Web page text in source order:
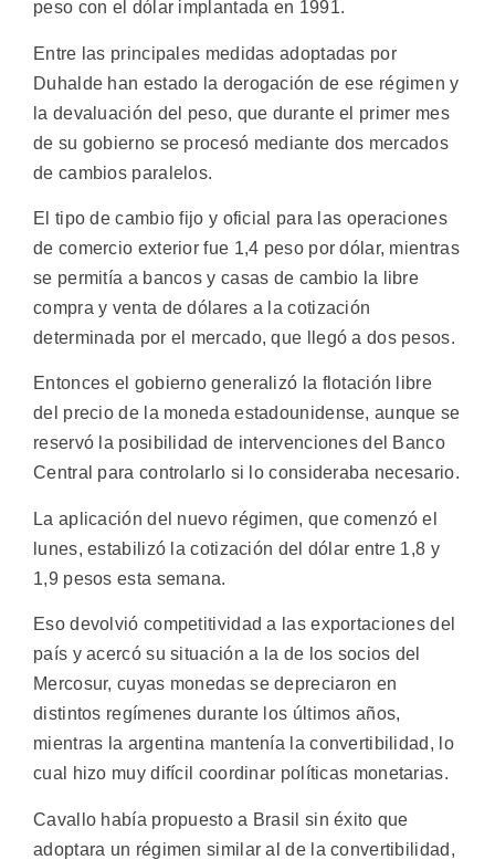
peso con el dólar implantada en 1991.
Entre las principales medidas adoptadas por
Duhalde han estado la derogación de ese régimen y
la devaluación del peso, que durante el primer mes
de su gobierno se procesó mediante dos mercados
de cambios paralelos.
El tipo de cambio fijo y oficial para las operaciones
de comercio exterior fue 1,4 peso por dólar, mientras
se permitía a bancos y casas de cambio la libre
compra y venta de dólares a la cotización
determinada por el mercado, que llegó a dos pesos.
Entonces el gobierno generalizó la flotación libre
del precio de la moneda estadounidense, aunque se
reservó la posibilidad de intervenciones del Banco
Central para controlarlo si lo consideraba necesario.
La aplicación del nuevo régimen, que comenzó el
lunes, estabilizó la cotización del dólar entre 1,8 y
1,9 pesos esta semana.
Eso devolvió competitividad a las exportaciones del
país y acercó su situación a la de los socios del
Mercosur, cuyas monedas se depreciaron en
distintos regímenes durante los últimos años,
mientras la argentina mantenía la convertibilidad, lo
cual hizo muy difícil coordinar políticas monetarias.
Cavallo había propuesto a Brasil sin éxito que
adoptara un régimen similar al de la convertibilidad,